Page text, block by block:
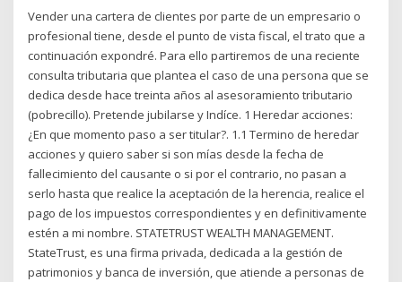
Vender una cartera de clientes por parte de un empresario o
profesional tiene, desde el punto de vista fiscal, el trato que a
continuación expondré. Para ello partiremos de una reciente
consulta tributaria que plantea el caso de una persona que se
dedica desde hace treinta años al asesoramiento tributario
(pobrecillo). Pretende jubilarse y Indíce. 1 Heredar acciones:
¿En que momento paso a ser titular?. 1.1 Termino de heredar
acciones y quiero saber si son mías desde la fecha de
fallecimiento del causante o si por el contrario, no pasan a
serlo hasta que realice la aceptación de la herencia, realice el
pago de los impuestos correspondientes y en definitivamente
estén a mi nombre. STATETRUST WEALTH MANAGEMENT.
StateTrust, es una firma privada, dedicada a la gestión de
patrimonios y banca de inversión, que atiende a personas de